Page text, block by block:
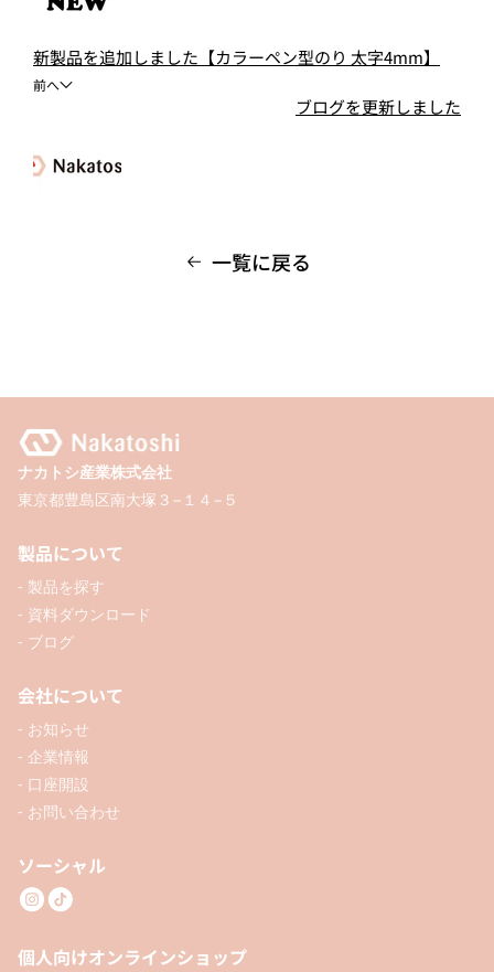
新製品を追加しました【カラーペン型のり 太字4mm】
前へ
ブログを更新しました
一覧に戻る
ナカトシ産業株式会社
東京都豊島区南大塚３−１４−５
製品について
- 製品を探す
- 資料ダウンロード
- ブログ
会社について
- お知らせ
- 企業情報
- 口座開設
- お問い合わせ
ソーシャル
個人向けオンラインショップ